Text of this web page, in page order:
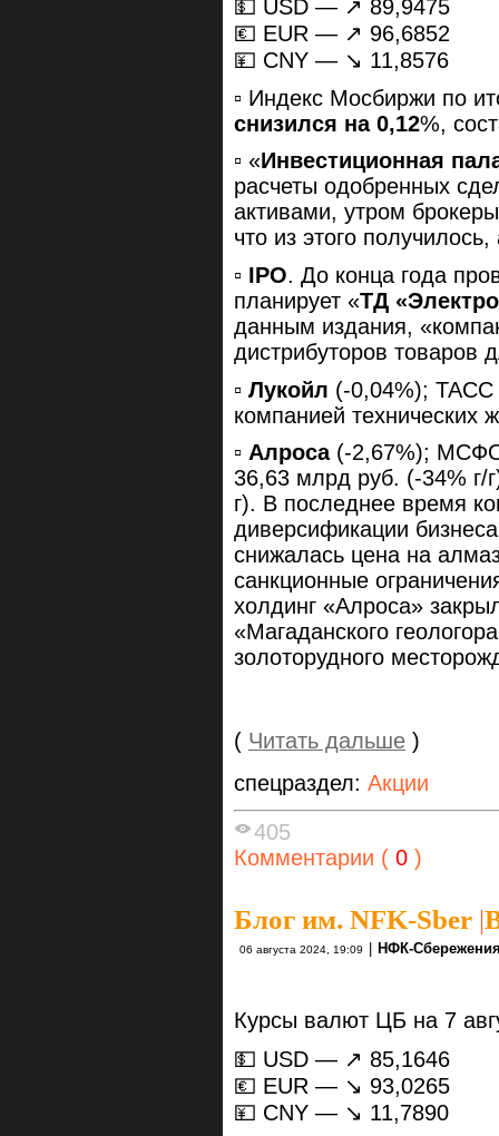
💵 USD — ↗️ 89,9475
💶 EUR — ↗️ 96,6852
💴 CNY — ↘️ 11,8576
▫️ Индекс Мосбиржи по
снизился на 0,12%,
▫️ «Инвестиционная
расчеты одобренных
активами, утром
что из этого
▫️ IPO. До конца года
планирует «ТД
данным издания,
дистрибуторов товаров
▫️ Лукойл (-0,04%); ТАСС
компанией технических
▫️ Алроса(-2,67%); МСФО
36,63 млрд руб. (-34% г/
г). В последнее время
диверсификации
снижалась цена на
санкционные
холдинг «Алроса»
«Магаданского
золоторудного
( Читать дальше )
спецраздел: Акции
405
Комментарии ( 0 )
Блог им. NFK-Sber |
06 августа 2024, 19:09 НФК-
Курсы валют ЦБ на 7
💵 USD — ↗️ 85,1646
💶 EUR — ↘️ 93,0265
💴 CNY — ↘️ 11,7890